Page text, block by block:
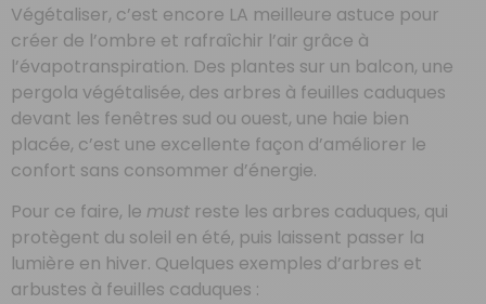
Végétaliser, c’est encore LA meilleure astuce pour
créer de l’ombre et rafraîchir l’air grâce à
l’évapotranspiration. Des plantes sur un balcon, une
pergola végétalisée, des arbres à feuilles caduques
devant les fenêtres sud ou ouest, une haie bien
placée, c’est une excellente façon d’améliorer le
confort sans consommer d’énergie.
Pour ce faire, le must reste les arbres caduques, qui
protègent du soleil en été, puis laissent passer la
lumière en hiver. Quelques exemples d’arbres et
arbustes à feuilles caduques :